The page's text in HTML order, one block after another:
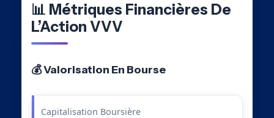
📊 Métriques Financières De
L’Action VVV
💰 Valorisation En Bourse
Capitalisation Boursière